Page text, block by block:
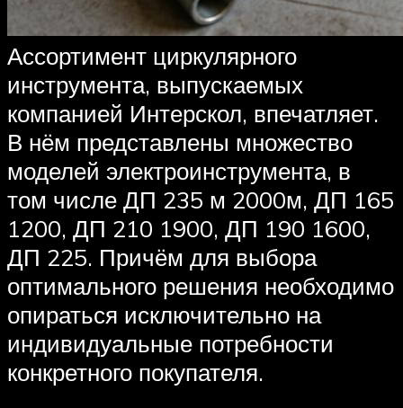
Ассортимент циркулярного
инструмента, выпускаемых
компанией Интерскол, впечатляет.
В нём представлены множество
моделей электроинструмента, в
том числе ДП 235 м 2000м, ДП 165
1200, ДП 210 1900, ДП 190 1600,
ДП 225. Причём для выбора
оптимального решения необходимо
опираться исключительно на
индивидуальные потребности
конкретного покупателя.